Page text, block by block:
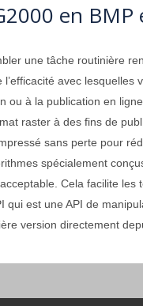
en BMP
une tâche routinière
avec
ou à la publication en
raster à des fins de
sans perte pour
spécialement
Cela facilite
qui est une API de
version directement